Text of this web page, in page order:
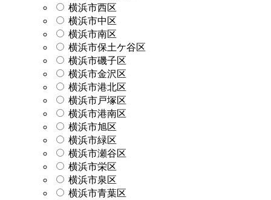
横浜市西区
横浜市中区
横浜市南区
横浜市保土ケ谷区
横浜市磯子区
横浜市金沢区
横浜市港北区
横浜市戸塚区
横浜市港南区
横浜市旭区
横浜市緑区
横浜市瀬谷区
横浜市栄区
横浜市泉区
横浜市青葉区